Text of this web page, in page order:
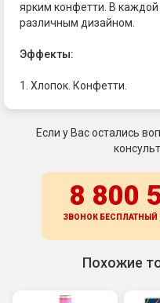
ярким конфетти. В каждой
различным дизайном.
Эффекты:
1. Хлопок. Конфетти.
Если у Вас остались
8 800
ЗВОНОК
Похожие